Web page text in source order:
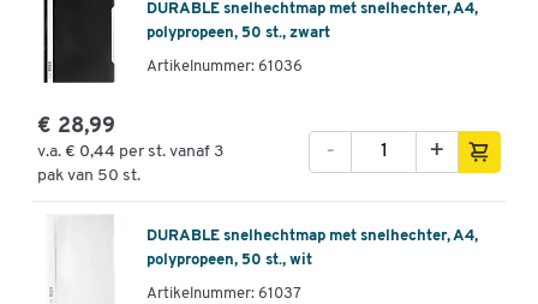
DURABLE snelhechtmap met snelhechter, A4,
polypropeen, 50 st., zwart
Artikelnummer: 61036
€ 28,99
v.a. € 0,44 per st. vanaf 3
pak van 50 st.
+
-
DURABLE snelhechtmap met snelhechter, A4,
polypropeen, 50 st., wit
Artikelnummer: 61037